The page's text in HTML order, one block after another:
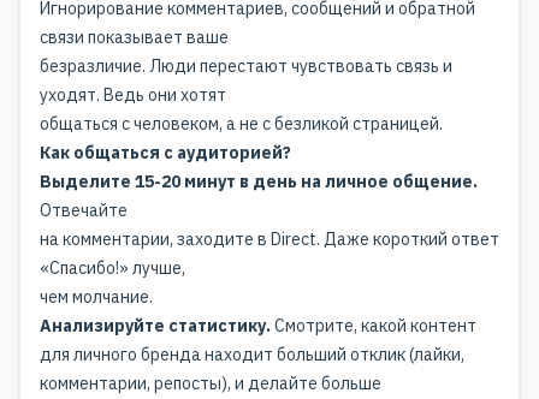
Игнорирование комментариев, сообщений и обратной
связи показывает ваше
безразличие. Люди перестают чувствовать связь и
уходят. Ведь они хотят
общаться с человеком, а не с безликой страницей.
Как общаться с аудиторией?
Выделите 15-20 минут в день на личное общение.
Отвечайте
на комментарии, заходите в Direct. Даже короткий ответ
«Спасибо!» лучше,
чем молчание.
Анализируйте статистику.Смотрите, какой контент
для личного бренданаходит больший отклик (лайки,
комментарии, репосты), и делайте больше